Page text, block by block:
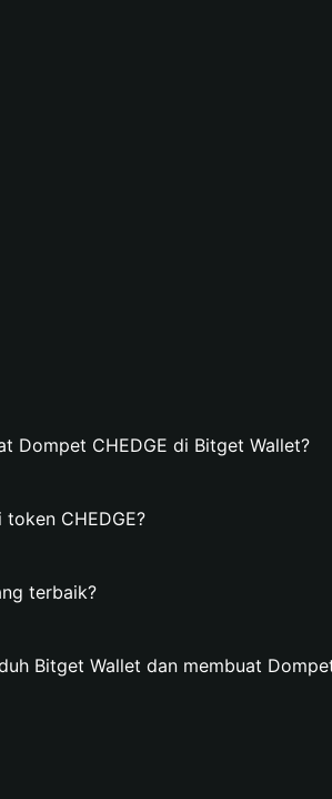
Dompet CHEDGE di Bitget Wallet?
CHEDGE?
terbaik?
Bitget Wallet dan membuat